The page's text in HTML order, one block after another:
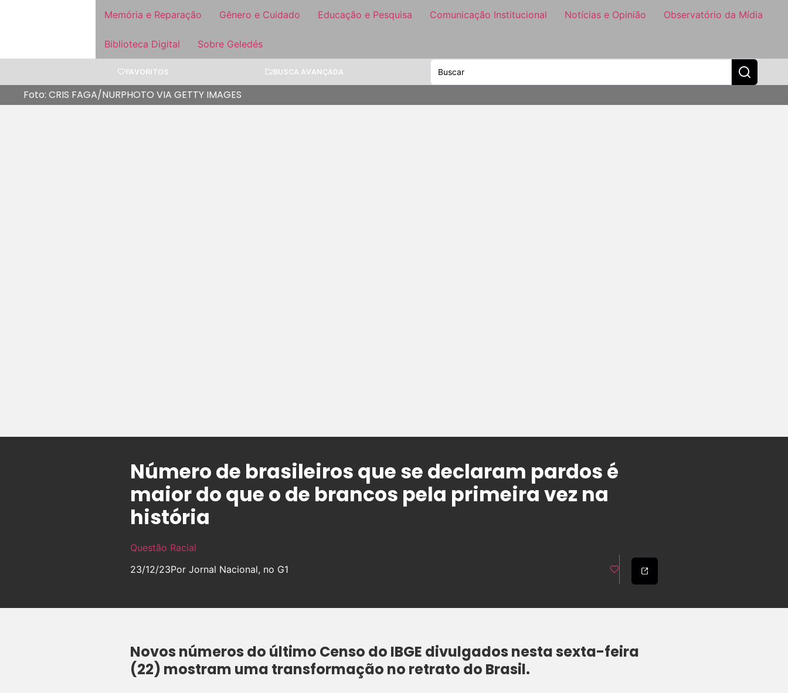
Memória e Reparação Gênero e Cuidado Educação e Pesquisa Comunicação Institucional Notícias e Opinião Observatório da Mídia
Biblioteca Digital Sobre Geledés
FAVORITOS BUSCA AVANÇADA
Foto: CRIS FAGA/NURPHOTO VIA GETTY IMAGES
Número de brasileiros que se declaram pardos é
maior do que o de brancos pela primeira vez na
história
Questão Racial
23/12/23Por Jornal Nacional, no G1
Novos números do último Censo do IBGE divulgados nesta sexta-feira
(22) mostram uma transformação no retrato do Brasil.